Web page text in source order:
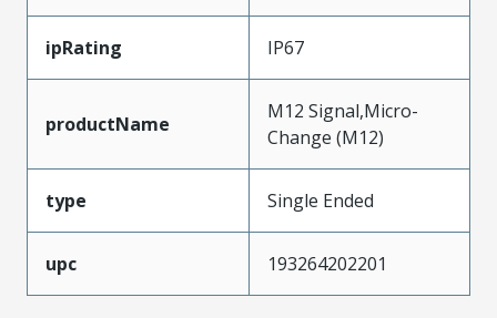
ipRating IP67
productName
M12 Signal,Micro-
Change (M12)
type Single Ended
upc 193264202201